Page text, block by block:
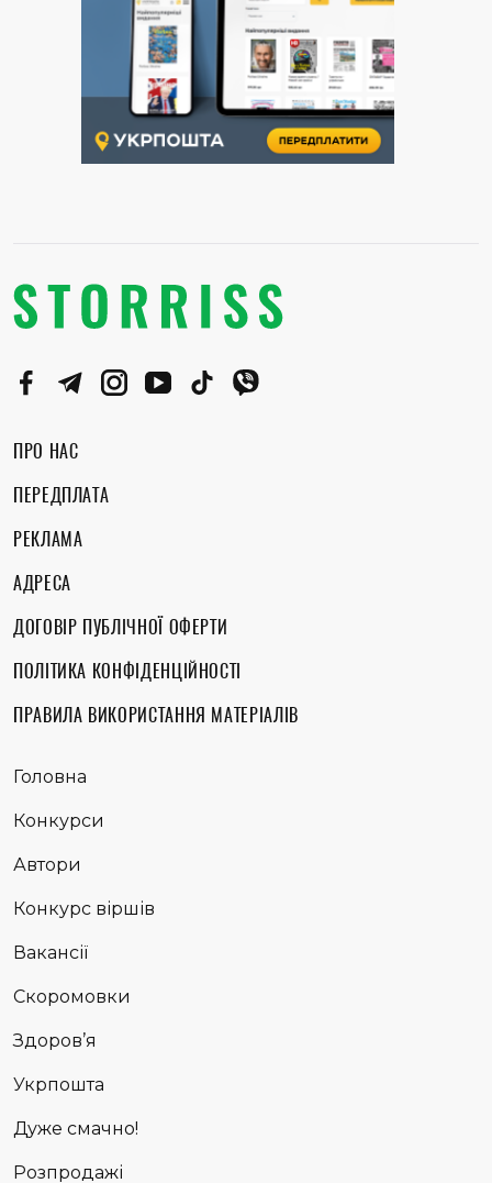
ПРО НАС
ПЕРЕДПЛАТА
РЕКЛАМА
АДРЕСА
ДОГОВІР ПУБЛІЧНОЇ ОФЕРТИ
ПОЛІТИКА КОНФІДЕНЦІЙНОСТІ
ПРАВИЛА ВИКОРИСТАННЯ МАТЕРІАЛІВ
Головна
Конкурси
Автори
Конкурс віршів
Вакансії
Скоромовки
Здоров’я
Укрпошта
Дуже смачно!
Розпродажі